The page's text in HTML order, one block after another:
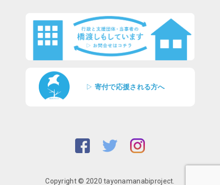
▷ 寄付で応援される方へ
Copyright © 2020 tayonamanabiproject.